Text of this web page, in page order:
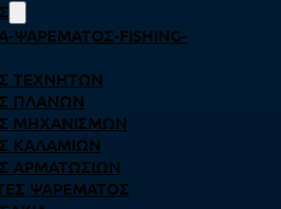
ΨΑΡΈΜΑΤΟΣ-FISHING-
ΤΕΧΝΗΤΏΝ
ΠΛΆΝΩΝ
ΜΗΧΑΝΙΣΜΏΝ
ΚΑΛΑΜΙΏΝ
ΑΡΜΑΤΩΣΙΏΝ
ΨΑΡΈΜΑΤΟΣ